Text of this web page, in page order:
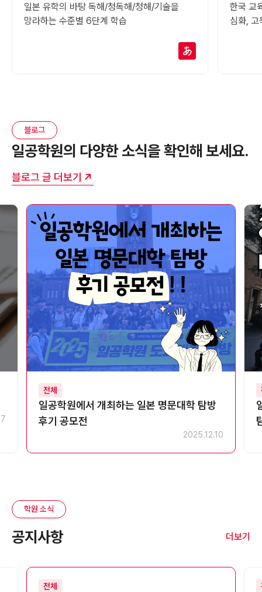
일본 유학의 바탕 독해/청독해/청해/기술을
망라하는 수준별 6단계 학습
한국 교
심화, 고
블로그
일공학원의 다양한 소식을 확인해 보세요.
블로그 글 더보기
전체
일공학원에서 개최하는 일본 명문대학 탐방
후기 공모전
2025.12.10
학원 소식
공지사항 더보기
전체